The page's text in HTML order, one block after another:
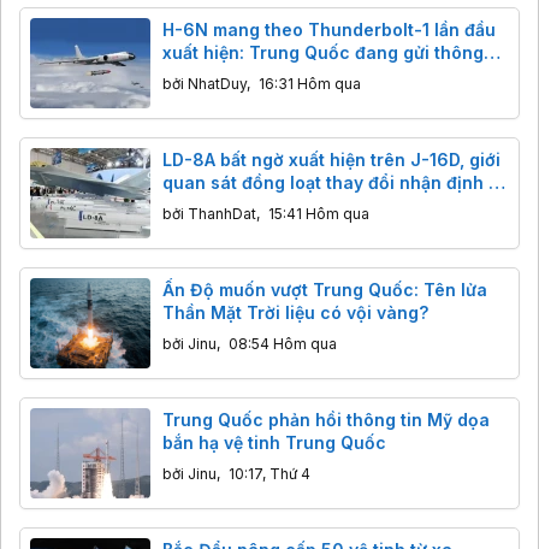
H-6N mang theo Thunderbolt-1 lần đầu
xuất hiện: Trung Quốc đang gửi thông
điệp gì tới các nhóm tàu sân bay?
bởi NhatDuy, 16:31 Hôm qua
LD-8A bất ngờ xuất hiện trên J-16D, giới
quan sát đồng loạt thay đổi nhận định về
tên lửa chống radar mới của Trung
bởi ThanhDat, 15:41 Hôm qua
Ấn Độ muốn vượt Trung Quốc: Tên lửa
Thần Mặt Trời liệu có vội vàng?
bởi Jinu, 08:54 Hôm qua
Trung Quốc phản hồi thông tin Mỹ dọa
bắn hạ vệ tinh Trung Quốc
bởi Jinu, 10:17, Thứ 4